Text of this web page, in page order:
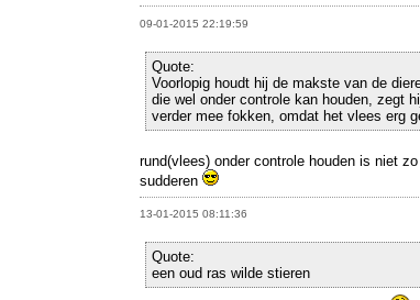
09-01-2015 22:19:59
Quote:
Voorlopig houdt hij de makste van de
die wel onder controle kan houden, zegt
verder mee fokken, omdat het vlees erg
rund(vlees) onder controle houden is niet
sudderen
13-01-2015 08:11:36
Quote:
een oud ras wilde stieren